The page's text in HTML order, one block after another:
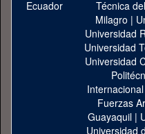
Técnica
Milagro |
Universidad
Universidad
Universidad
Fuerzas
Guayaquil|
Universidad